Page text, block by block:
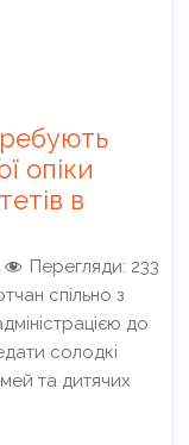
опіки
в
Перегляди: 233
спільно з
до
солодкі
та дитячих